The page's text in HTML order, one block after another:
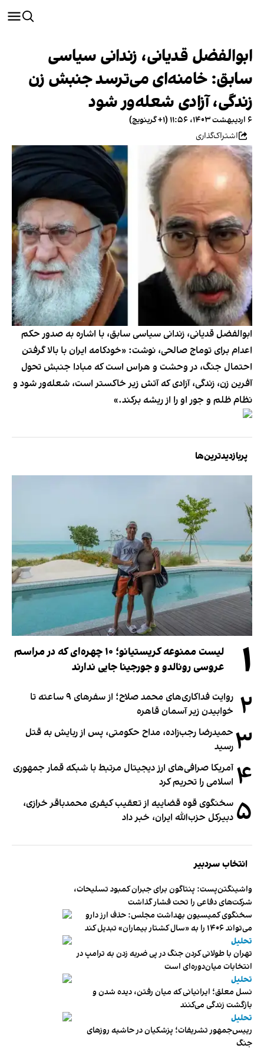
ابوالفضل قدیانی، زندانی سیاسی
سابق: خامنه‌ای می‌ترسد جنبش زن
زندگی، آزادی شعله‌ور شود
۶ اردیبهشت ۱۴۰۳، ۱۱:۵۶ (‎+۱ گرینویچ)
اشتراک‌گذاری
ابوالفضل قدیانی، زندانی سیاسی سابق، با اشاره به صدور حکم
اعدام برای توماج صالحی، نوشت: «خودکامه ایران با بالا گرفتن
احتمال جنگ، در وحشت و هراس است که مبادا جنبش تحول
آفرین زن، زندگی، آزادی که آتش زیر خاکستر است، شعله‌ور شود و
نظام ظلم و جور او را از ریشه برکند.»
پربازدیدترین‌ها
۱
لیست ممنوعه کریستیانو؛ ۱۰ چهره‌ای که در مراسم
عروسی رونالدو و جورجینا جایی ندارند
۲
روایت فداکاری‌های محمد صلاح؛ از سفرهای ۹ ساعته تا
خوابیدن زیر آسمان قاهره
۳ حمیدرضا رجب‌زاده، مداح حکومتی، پس از ربایش به قتل
رسید
۴ آمریکا صرافی‌های ارز دیجیتال مرتبط با شبکه قمار جمهوری
اسلامی را تحریم کرد
۵ سخنگوی قوه قضاییه از تعقیب کیفری محمدباقر خرازی،
دبیر‌کل حزب‌الله ایران، خبر داد
انتخاب سردبیر
واشینگتن‌پست: پنتاگون برای جبران کمبود تسلیحات،
شرکت‌های دفاعی را تحت فشار گذاشت
سخنگوی کمیسیون بهداشت مجلس: حذف ارز دارو
می‌تواند ۱۴۰۶ را به «سال کشتار بیماران» تبدیل کند
تحلیل
تهران با طولانی کردن جنگ در پی ضربه زدن به ترامپ در
انتخابات میان‌دوره‌ای است
تحلیل
نسل معلق؛ ایرانیانی که میان رفتن، دیده شدن و
بازگشت زندگی می‌کنند
تحلیل
رییس‌جمهور تشریفات؛ پزشکیان در حاشیه روزهای
جنگ